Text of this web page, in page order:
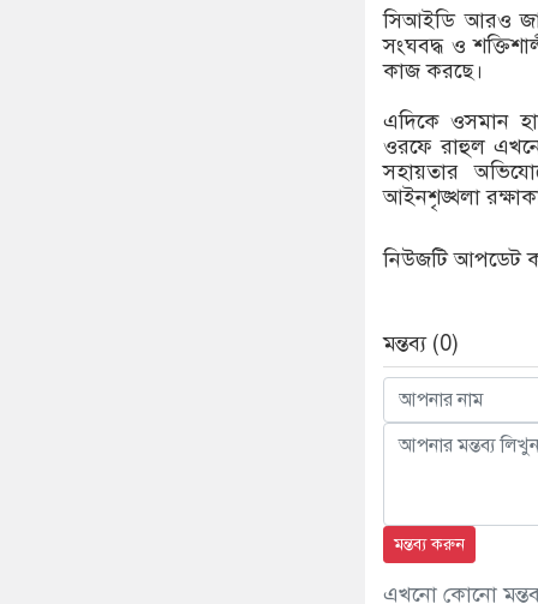
সিআইডি আরও
সংঘবদ্ধ ও
কাজ করছে।
এদিকে ওসমান
ওরফে রাহুল
সহায়তার
আইনশৃঙ্খলা
নিউজটি আপডেট
মন্তব্য (0)
মন্তব্য করুন
এখনো কোনো